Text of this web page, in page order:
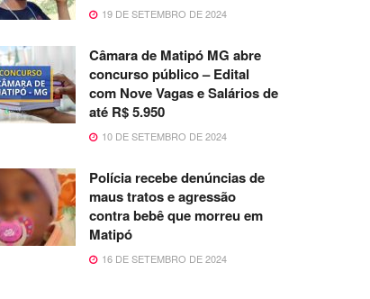
19 DE SETEMBRO DE 2024
Câmara de Matipó MG abre
concurso público – Edital
com Nove Vagas e Salários de
até R$ 5.950
10 DE SETEMBRO DE 2024
Polícia recebe denúncias de
maus tratos e agressão
contra bebê que morreu em
Matipó
16 DE SETEMBRO DE 2024